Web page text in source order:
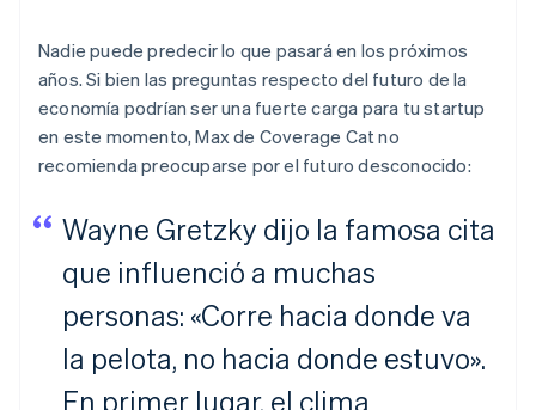
Nadie puede predecir lo que pasará en los próximos
años. Si bien las preguntas respecto del futuro de la
economía podrían ser una fuerte carga para tu startup
en este momento, Max de Coverage Cat no
recomienda preocuparse por el futuro desconocido:
Wayne Gretzky dijo la famosa cita
que influenció a muchas
personas: «Corre hacia donde va
la pelota, no hacia donde estuvo».
En primer lugar, el clima